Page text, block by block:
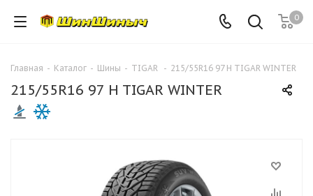
0
Главная - Каталог - Шины - TIGAR - 215/55R16 97 H TIGAR WINTER
215/55R16 97 H TIGAR WINTER